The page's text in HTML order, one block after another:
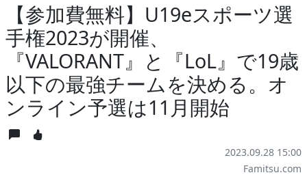
【参加費無料】U19eスポーツ選
手権2023が開催、
『VALORANT』と『LoL』で19歳
以下の最強チームを決める。オ
ンライン予選は11月開始
2023.09.28 15:00
Famitsu.com